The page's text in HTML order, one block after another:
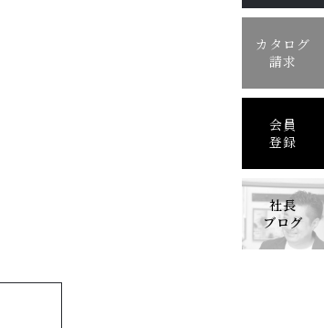
カタログ
請求
会員
登録
社長
ブログ